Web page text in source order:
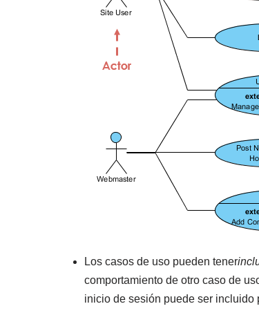
Los casos de uso pueden tener
comportamiento de otro caso de
inicio de sesión puede ser incluido